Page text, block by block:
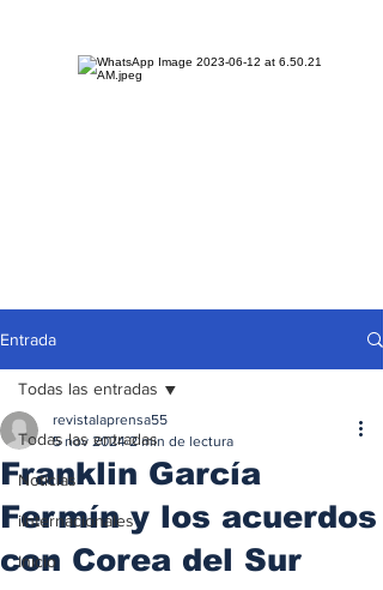
Entrada
Todas las entradas
Noticias
iInternacionales
Inicio
Todas las entradas
Franklin García
Fermín y los acuerdos
con Corea del Sur
revistalaprensa55
5 nov 2024 2 min de lectura